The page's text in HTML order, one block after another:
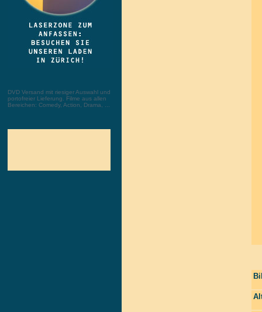
DVD Versand mit riesiger Auswahl und
portofreier Lieferung. Filme aus allen
Bereichen: Comedy, Action, Drama, ...